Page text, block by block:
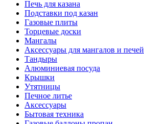
Печь для казана
Подставки под казан
Газовые плиты
Торцевые доски
Мангалы
Аксессуары для мангалов и печей
Тандыры
Алюминиевая посуда
Крышки
Утятницы
Печное литье
Аксессуары
Бытовая техника